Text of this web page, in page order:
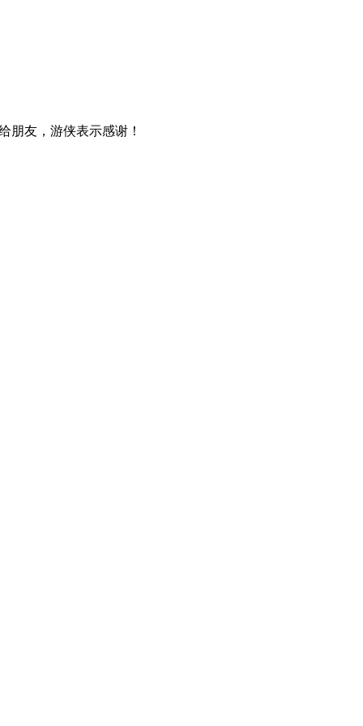
朋友，游侠表示感谢！